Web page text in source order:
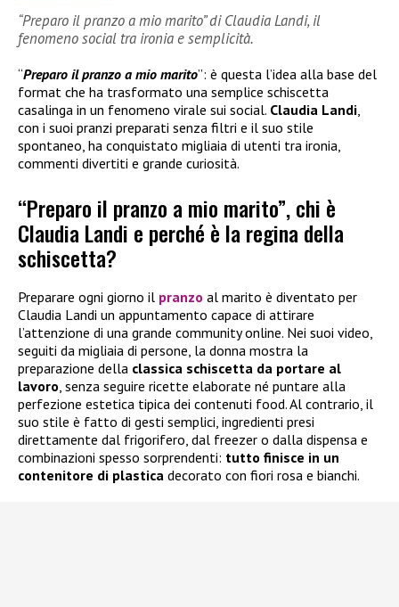
“Preparo il pranzo a mio marito” di Claudia Landi, il
fenomeno social tra ironia e semplicità.
“Preparo il pranzo a mio marito”: è questa l’idea alla base del
format che ha trasformato una semplice schiscetta
casalinga in un fenomeno virale sui social. Claudia Landi
con i suoi pranzi preparati senza filtri e il suo stile
spontaneo, ha conquistato migliaia di utenti tra ironia,
commenti divertiti e grande curiosità.
“Preparo il pranzo a mio marito”, chi è
Claudia Landi e perché è la regina della
schiscetta?
Preparare ogni giorno il pranzo al marito è diventato per
Claudia Landi un appuntamento capace di attirare
l’attenzione di una grande community online. Nei suoi video,
seguiti da migliaia di persone, la donna mostra la
preparazione della classica schiscetta da portare al
lavoro, senza seguire ricette elaborate né puntare alla
perfezione estetica tipica dei contenuti food. Al contrario, il
suo stile è fatto di gesti semplici, ingredienti presi
direttamente dal frigorifero, dal freezer o dalla dispensa e
combinazioni spesso sorprendenti: tutto finisce in un
contenitore di plastica decorato con fiori rosa e bianchi.